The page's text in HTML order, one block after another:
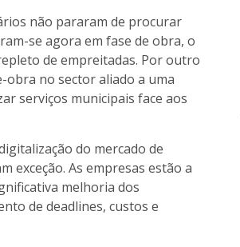
não pararam de procurar
se agora em fase de obra, o
de empreitadas. Por outro
obra no sector aliado a uma
serviços municipais face aos
do mercado de
exceção. As empresas estão a
melhoria dos
de deadlines, custos e